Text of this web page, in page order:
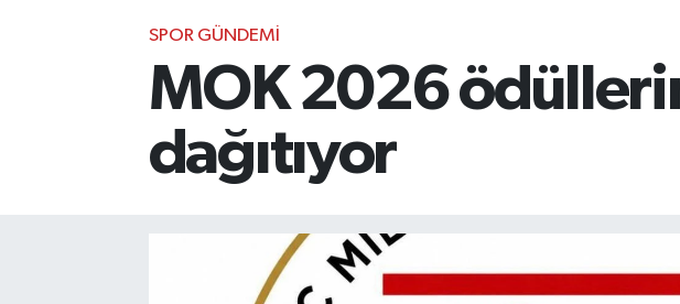
SPOR GÜNDEMI
MOK 2026
dağıtıyor